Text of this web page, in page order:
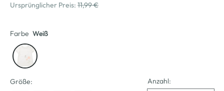
Ursprünglicher Preis: 11,99 €
Farbe Weiß
Größe: Anzahl: